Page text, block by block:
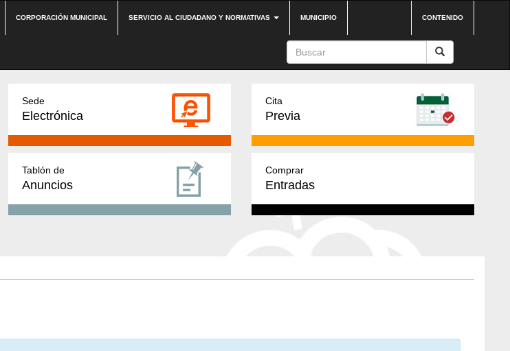
CORPORACIÓN MUNICIPAL SERVICIO AL CIUDADANO Y NORMATIVAS MUNICIPIO CONTENIDO
Sede
Electrónica
Cita
Previa
Tablón de
Anuncios
Comprar
Entradas